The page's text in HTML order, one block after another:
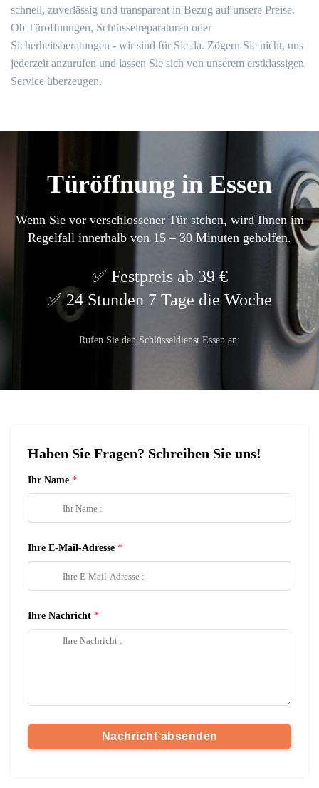
schnell, zuverlässig und transparent in Bezug auf unsere Preise.
Ob Türöffnungen, Schlüsselreparaturen oder
Sicherheitsberatungen - wir sind für Sie da. Zögern Sie nicht, uns
jederzeit anzurufen und lassen Sie sich von unserem erstklassigen
Service überzeugen.
Türöffnung in Essen
Wenn Sie vor verschlossener Tür stehen, wird Ihnen im
Regelfall innerhalb von 15 – 30 Minuten geholfen.
Festpreis ab 39 €
24 Stunden 7 Tage die Woche
Rufen Sie den Schlüsseldienst Essen an:
Haben Sie Fragen? Schreiben Sie uns!
Ihr Name
Ihre E-Mail-Adresse
Ihre Nachricht
Nachricht absenden